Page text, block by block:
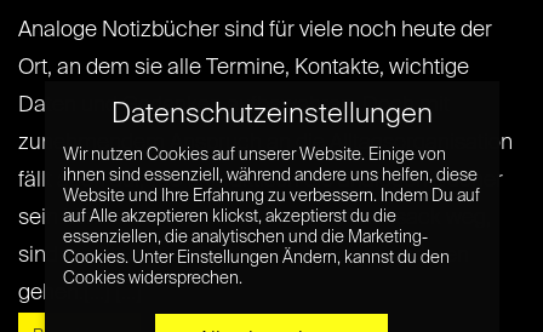
Analoge Notizbücher sind für viele noch heute der
Ort, an dem sie alle Termine, Kontakte, wichtige
Daten und Gedanken aufbewahren. Doch mit
zunehmendem Anspruch an die Alltagsorganisation
fällt auch auf, wie unpraktisch die analogen Bücher
sein können. Sie nehmen Platz im Rucksack weg,
sind meist unübersichtlich und können verloren
gehen.[...] [...]
Datenschutzeinstellungen
Wir nutzen Cookies auf unserer Website. Einige von
ihnen sind essenziell, während andere uns helfen, diese
Website und Ihre Erfahrung zu verbessern. Indem Du auf
auf Alle akzeptieren klickst, akzeptierst du die
essenziellen, die analytischen und die Marketing-
Cookies. Unter Einstellungen Ändern, kannst du den
Cookies widersprechen.